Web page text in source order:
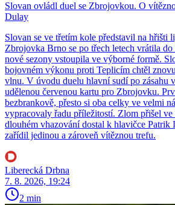
Slovan ovládl duel se Zbrojovkou. O
Dulay
Slovan se ve třetím kole představil na hřišti
Zbrojovka Brno se po třech letech vrátila do
nové sezony vstoupila ve výborné formě.
bojovném výkonu proti Teplicím chtěl
vlnu. V úvodu duelu hlavní sudí po zásahu
udělenou červenou kartu pro Zbrojovku.
bezbrankově, přesto si oba celky ve velmi
vypracovaly řadu příležitostí. Zlom přišel
dlouhém vhazování dostal k hlavičce Patrik
zařídil jedinou a zároveň vítěznou trefu.
Liberecká Drbna
7. 8. 2026, 19:24
2 min